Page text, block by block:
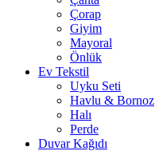
Çorap
Giyim
Mayoral
Önlük
Ev Tekstil
Uyku Seti
Havlu & Bornoz
Halı
Perde
Duvar Kağıdı